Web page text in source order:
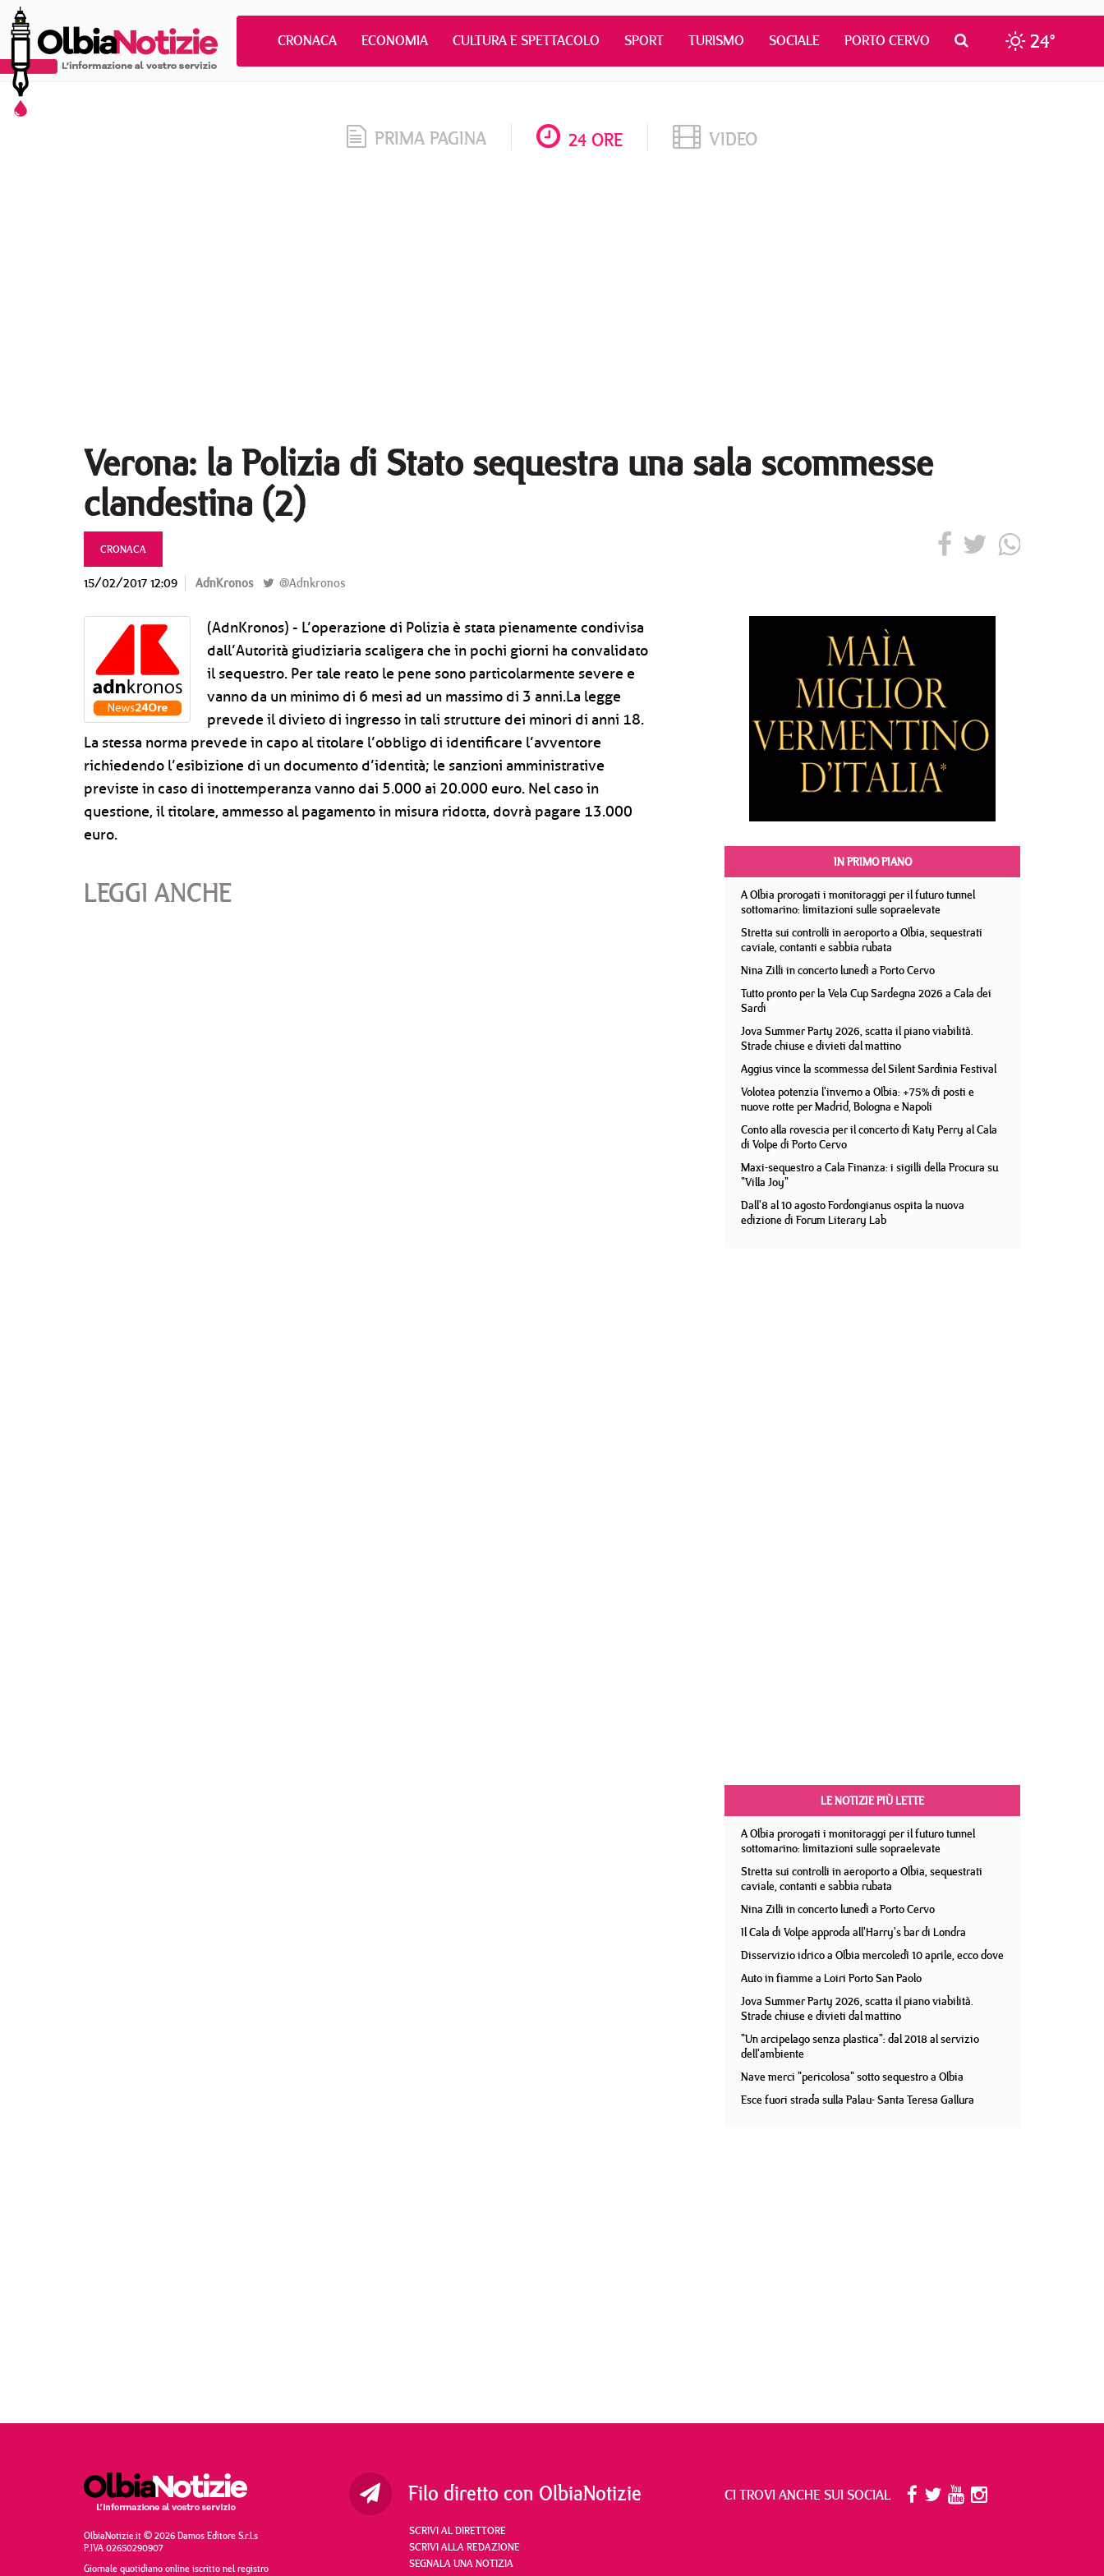
CRONACA ECONOMIA CULTURA E SPETTACOLO SPORT TURISMO SOCIALE PORTO CERVO 24°
PRIMA PAGINA 24 ORE VIDEO
Verona: la Polizia di Stato sequestra una sala scommesse
clandestina (2)
CRONACA
15/02/2017 12:09 AdnKronos @Adnkronos
(AdnKronos) - L’operazione di Polizia è stata pienamente condivisa
dall’Autorità giudiziaria scaligera che in pochi giorni ha convalidato
il sequestro. Per tale reato le pene sono particolarmente severe e
vanno da un minimo di 6 mesi ad un massimo di 3 anni.La legge
prevede il divieto di ingresso in tali strutture dei minori di anni 18.
La stessa norma prevede in capo al titolare l’obbligo di identificare l’avventore
richiedendo l’esibizione di un documento d’identità; le sanzioni amministrative
previste in caso di inottemperanza vanno dai 5.000 ai 20.000 euro. Nel caso in
questione, il titolare, ammesso al pagamento in misura ridotta, dovrà pagare 13.000
euro.
LEGGI ANCHE
IN PRIMO PIANO
A Olbia prorogati i monitoraggi per il futuro tunnel
sottomarino: limitazioni sulle sopraelevate
Stretta sui controlli in aeroporto a Olbia, sequestrati
caviale, contanti e sabbia rubata
Nina Zilli in concerto lunedì a Porto Cervo
Tutto pronto per la Vela Cup Sardegna 2026 a Cala dei
Sardi
Jova Summer Party 2026, scatta il piano viabilità.
Strade chiuse e divieti dal mattino
Aggius vince la scommessa del Silent Sardinia Festival
Volotea potenzia l'inverno a Olbia: +75% di posti e
nuove rotte per Madrid, Bologna e Napoli
Conto alla rovescia per il concerto di Katy Perry al Cala
di Volpe di Porto Cervo
Maxi-sequestro a Cala Finanza: i sigilli della Procura su
"Villa Joy"
Dall'8 al 10 agosto Fordongianus ospita la nuova
edizione di Forum Literary Lab
LE NOTIZIE PIÙ LETTE
A Olbia prorogati i monitoraggi per il futuro tunnel
sottomarino: limitazioni sulle sopraelevate
Stretta sui controlli in aeroporto a Olbia, sequestrati
caviale, contanti e sabbia rubata
Nina Zilli in concerto lunedì a Porto Cervo
Il Cala di Volpe approda all'Harry's bar di Londra
Disservizio idrico a Olbia mercoledì 10 aprile, ecco dove
Auto in fiamme a Loiri Porto San Paolo
Jova Summer Party 2026, scatta il piano viabilità.
Strade chiuse e divieti dal mattino
"Un arcipelago senza plastica": dal 2018 al servizio
dell'ambiente
Nave merci "pericolosa" sotto sequestro a Olbia
Esce fuori strada sulla Palau- Santa Teresa Gallura
OlbiaNotizie.it © 2026 Damos Editore S.r.l.s
P.IVA 02650290907
Giornale quotidiano online iscritto nel registro
Filo diretto con OlbiaNotizie
SCRIVI AL DIRETTORE
SCRIVI ALLA REDAZIONE
SEGNALA UNA NOTIZIA
CI TROVI ANCHE SUI SOCIAL